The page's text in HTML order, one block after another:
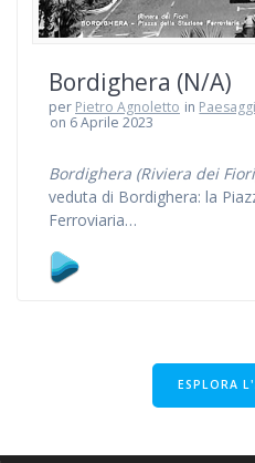
Bordighera (N/A)
per Pietro Agnoletto in
on 6 Aprile 2023
Bordighera (Riviera dei
veduta di Bordighera: la
Ferroviaria…
ESPLORA